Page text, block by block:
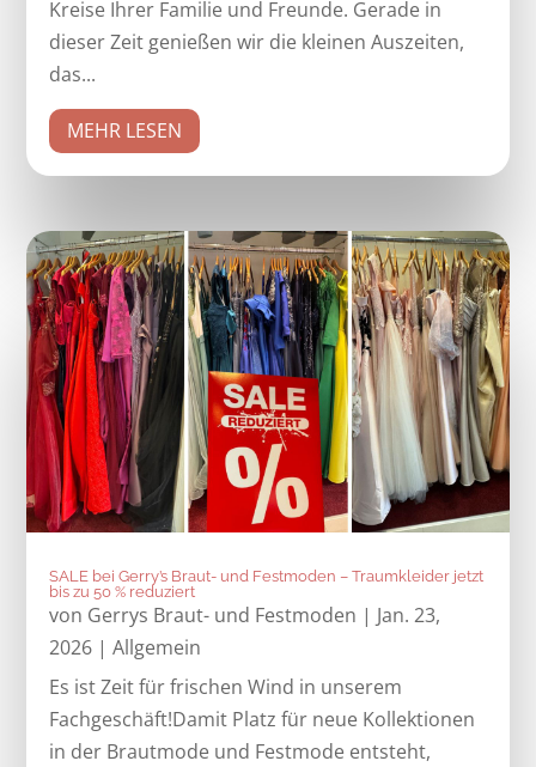
Kreise Ihrer Familie und Freunde. Gerade in
dieser Zeit genießen wir die kleinen Auszeiten,
das...
MEHR LESEN
SALE bei Gerry’s Braut- und Festmoden – Traumkleider jetzt
bis zu 50 % reduziert
von Gerrys Braut- und Festmoden | Jan. 23,
2026 |Allgemein
Es ist Zeit für frischen Wind in unserem
Fachgeschäft!Damit Platz für neue Kollektionen
in der Brautmode und Festmode entsteht,